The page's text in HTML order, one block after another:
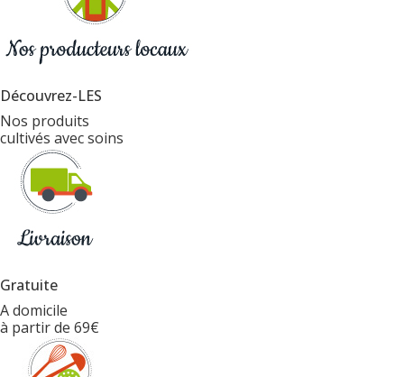
Découvrez-LES
Nos produits
cultivés avec soins
Gratuite
A domicile
à partir de 69€